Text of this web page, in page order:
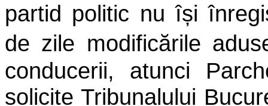
partid politic nu își
de zile modificările
conducerii, atunci
solicite Tribunalului